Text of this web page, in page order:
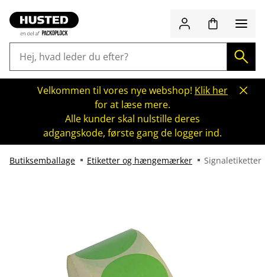
Velkommen til vores nye webshop! Klik her
for at læse mere.
Alle kunder skal nulstille deres
adgangskode, første gang de logger ind.
Butiksemballage Etiketter og hængemærker Signaletiketter